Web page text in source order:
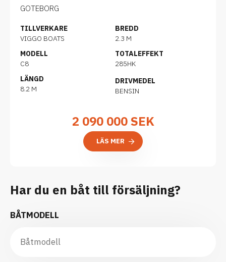
GOTEBORG
TILLVERKARE
VIGGO BOATS
MODELL
C8
LÄNGD
8.2 M
BREDD
2.3 M
TOTALEFFEKT
285HK
DRIVMEDEL
BENSIN
2 090 000SEK
LÄS MER
Har du en båt till försäljning?
BÅTMODELL